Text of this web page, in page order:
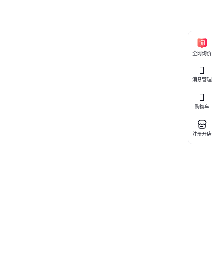
全网询价
消息管理
购物车
注册开店